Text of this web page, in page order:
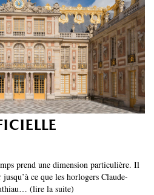
LES +
AU MAGAZINE
prend une dimension particulière. Il
ce que les horlogers Claude-
(lire la suite)